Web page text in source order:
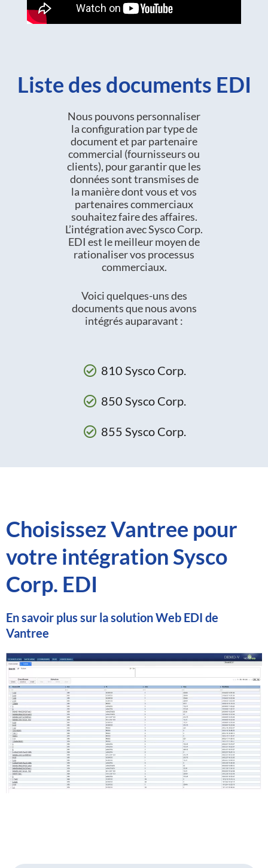
Liste des documents EDI
Nous pouvons personnaliser
la configuration par type de
document et par partenaire
commercial (fournisseurs ou
clients), pour garantir que les
données sont transmises de
la manière dont vous et vos
partenaires commerciaux
souhaitez faire des affaires.
L’intégration avec Sysco Corp.
EDI est le meilleur moyen de
rationaliser vos processus
commerciaux.
Voici quelques-uns des
documents que nous avons
intégrés auparavant :
810 Sysco Corp.
850 Sysco Corp.
855 Sysco Corp.
Choisissez Vantree pour
votre intégration Sysco
Corp. EDI
En savoir plus sur la solution Web EDI de
Vantree